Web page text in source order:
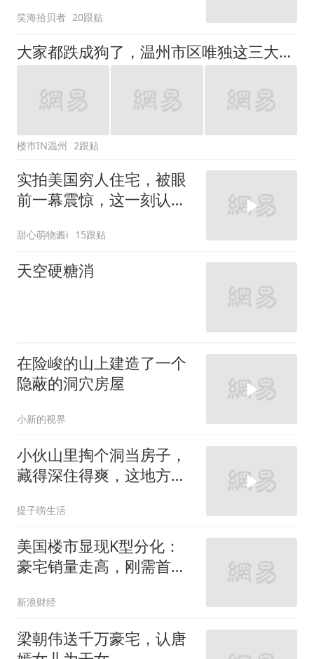
笑海拾贝者 20跟贴
大家都跌成狗了，温州市区唯独这三大豪宅房价“稳如泰山”！
楼市IN温州 2跟贴
实拍美国穷人住宅，被眼
前一幕震惊，这一刻认识
甜心萌物酱i 15跟贴
天空硬糖消
在险峻的山上建造了一个
隐蔽的洞穴房屋
小新的视界
小伙山里掏个洞当房子，
藏得深住得爽，这地方真
提子唠生活
美国楼市显现K型分化：
豪宅销量走高，刚需首置
新浪财经
梁朝伟送千万豪宅，认唐